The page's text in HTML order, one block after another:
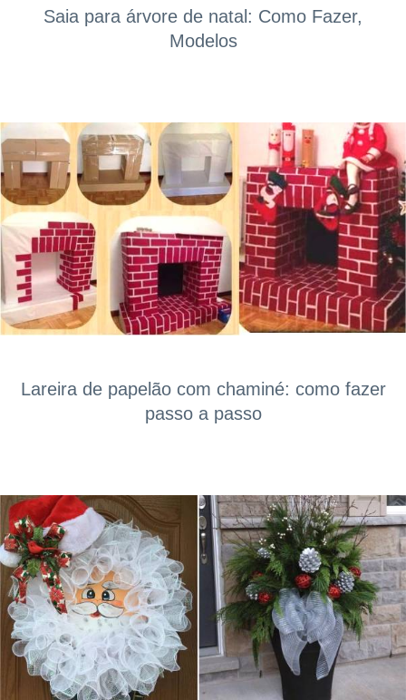
Saia para árvore de natal: Como Fazer,
Modelos
Lareira de papelão com chaminé: como fazer
passo a passo